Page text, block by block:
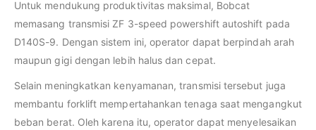
Untuk mendukung produktivitas maksimal, Bobcat
memasang transmisi ZF 3-speed powershift autoshift pada
D140S-9. Dengan sistem ini, operator dapat berpindah arah
maupun gigi dengan lebih halus dan cepat.
Selain meningkatkan kenyamanan, transmisi tersebut juga
membantu forklift mempertahankan tenaga saat mengangkut
beban berat. Oleh karena itu, operator dapat menyelesaikan